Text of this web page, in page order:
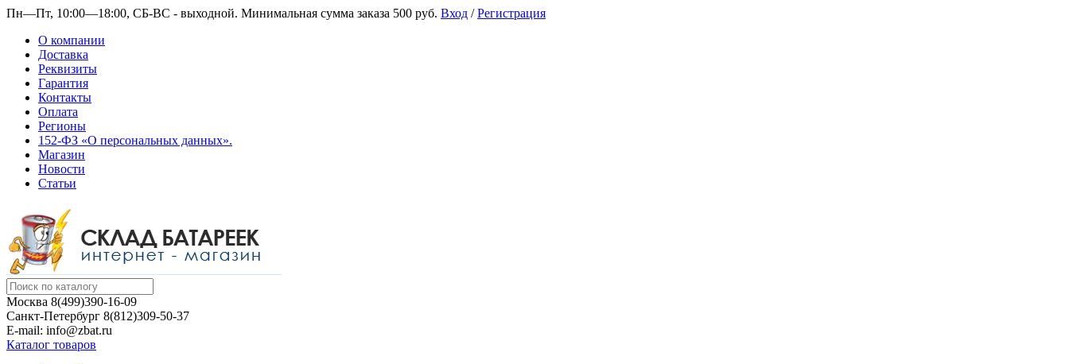
Пн—Пт, 10:00—18:00, СБ-ВС - выходной. Минимальная сумма заказа 500 руб. Вход /Регистрация
О компании
Доставка
Реквизиты
Гарантия
Контакты
Оплата
Регионы
152-ФЗ «О персональных данных».
Магазин
Новости
Статьи
Москва 8(499)390-16-09
Санкт-Петербург 8(812)309-50-37
E-mail: info@zbat.ru
Каталог товаров